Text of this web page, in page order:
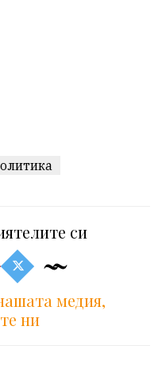
си
медия,
ни